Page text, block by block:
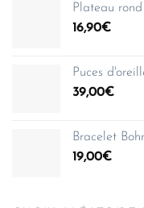
Plateau
16,90€
Puces
39,00€
Bracelet
19,00€